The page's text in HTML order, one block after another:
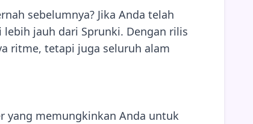
sebelumnya? Jika Anda telah
jauh dari Sprunki. Dengan rilis
ritme, tetapi juga seluruh alam
yang memungkinkan Anda untuk